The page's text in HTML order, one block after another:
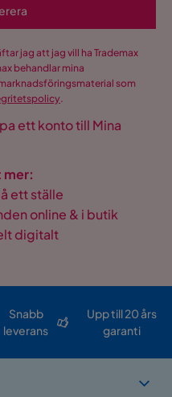
jag att jag vill ha Trademax
behandlar mina
som
.
ett konto till Mina
mer:
ett ställe
online & i butik
digitalt
Snabb
leverans
Upp till 20 års
garanti